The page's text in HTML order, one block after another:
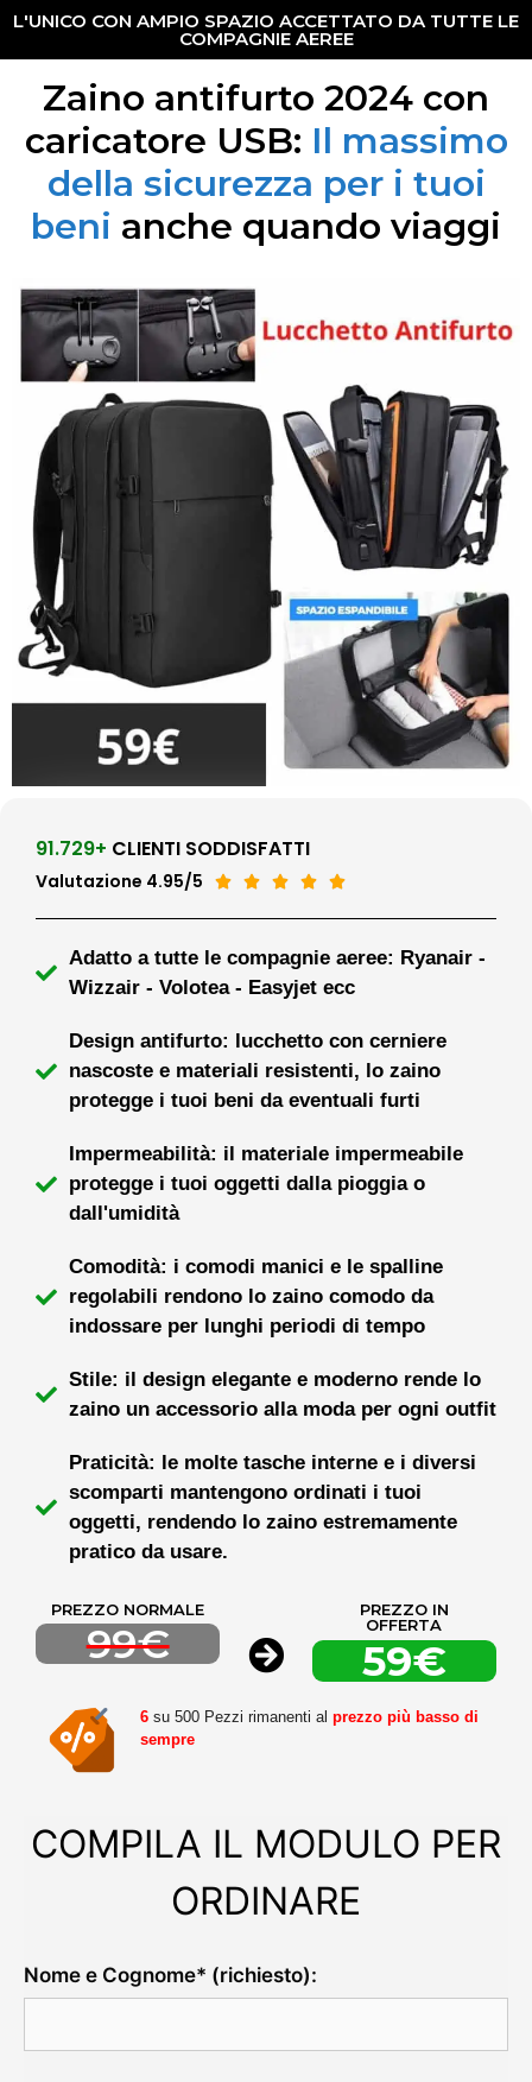
L'UNICO CON AMPIO SPAZIO ACCETTATO DA TUTTE LE
COMPAGNIE AEREE
Zaino antifurto 2024 con
caricatore USB: Il massimo
della sicurezza per i tuoi
beni anche quando viaggi
91.729+ CLIENTI SODDISFATTI
Valutazione 4.95/5     
Adatto a tutte le compagnie aeree: Ryanair -
Wizzair - Volotea - Easyjet ecc
Design antifurto: lucchetto con cerniere
nascoste e materiali resistenti, lo zaino
protegge i tuoi beni da eventuali furti
Impermeabilità: il materiale impermeabile
protegge i tuoi oggetti dalla pioggia o
dall'umidità
Comodità: i comodi manici e le spalline
regolabili rendono lo zaino comodo da
indossare per lunghi periodi di tempo
Stile: il design elegante e moderno rende lo
zaino un accessorio alla moda per ogni outfit
Praticità: le molte tasche interne e i diversi
scomparti mantengono ordinati i tuoi
oggetti, rendendo lo zaino estremamente
pratico da usare.
PREZZO NORMALE
99€
PREZZO IN
OFFERTA
59€
6 su 500 Pezzi rimanenti al prezzo più basso di
sempre
COMPILA IL MODULO PER
ORDINARE
Nome e Cognome* (richiesto):